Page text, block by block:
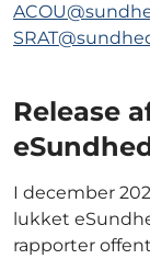
Release
I december
lukket
rapporter